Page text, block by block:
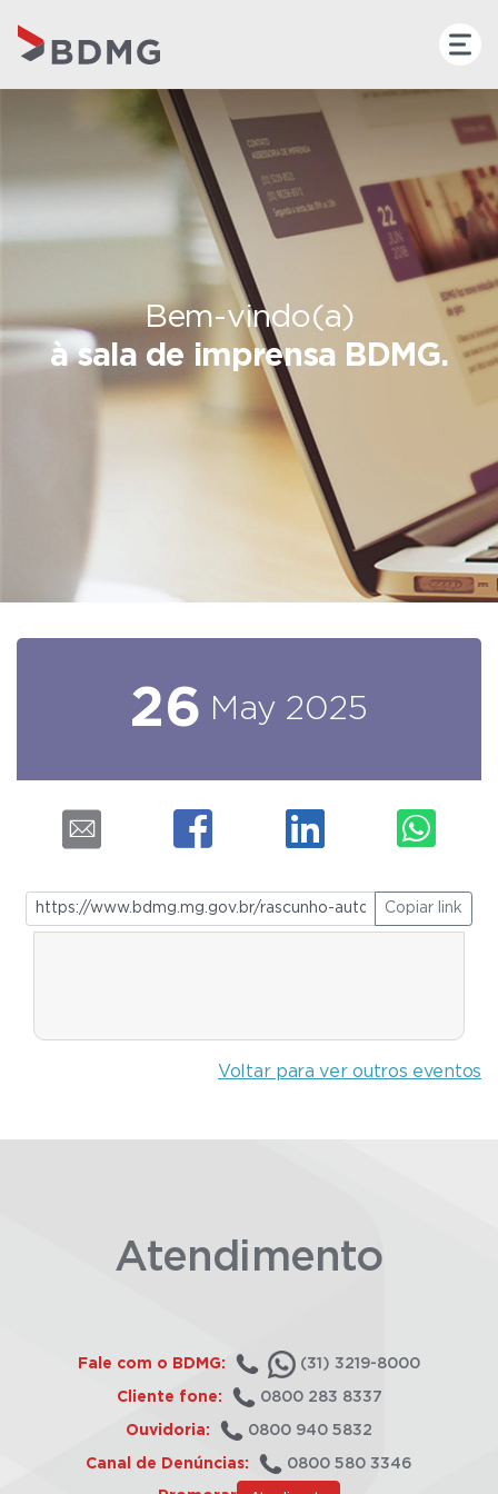
Bem-vindo(a)
à sala de imprensa BDMG.
26 May 2025
Copiar link
Voltar para ver outros eventos
Atendimento
Fale com o BDMG: (31) 3219-8000
Cliente fone: 0800 283 8337
Ouvidoria: 0800 940 5832
Canal de Denúncias: 0800 580 3346